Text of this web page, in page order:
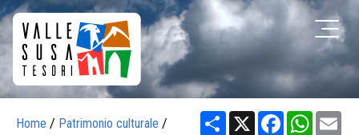
Home / Patrimonio culturale / Share X Facebook